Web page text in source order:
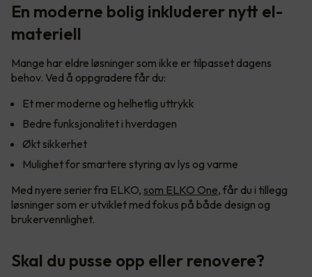
En moderne bolig inkluderer nytt el-
materiell
Mange har eldre løsninger som ikke er tilpasset dagens
behov. Ved å oppgradere får du:
Et mer moderne og helhetlig uttrykk
Bedre funksjonalitet i hverdagen
Økt sikkerhet
Mulighet for smartere styring av lys og varme
Med nyere serier fra ELKO, som ELKO One, får du i tillegg
løsninger som er utviklet med fokus på både design og
brukervennlighet.
Skal du pusse opp eller renovere?